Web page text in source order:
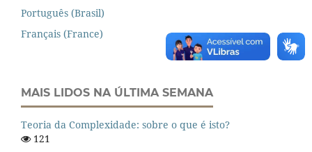
Português (Brasil)
Français (France)
MAIS LIDOS NA ÚLTIMA SEMANA
Teoria da Complexidade: sobre o que é isto?
121